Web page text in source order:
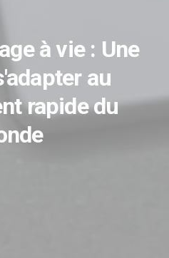
à vie : Une
au
rapide du